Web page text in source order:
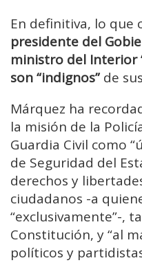
En definitiva, lo que
presidente del
ministro del Interior
son “indignos” de
Márquez ha
la misión de la
Guardia Civil como
de Seguridad del
derechos y
ciudadanos -a
“exclusivamente”-,
Constitución, y “al
políticos y